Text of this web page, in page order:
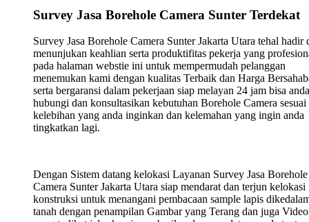
Survey Jasa Borehole Camera Sunter Terdekat
Survey Jasa Borehole Camera Sunter Jakarta Utara tehal hadir
menunjukan keahlian serta produktifitas pekerja yang
pada halaman webstie ini untuk mempermudah pelanggan
menemukan kami dengan kualitas Terbaik dan Harga
serta bergaransi dalam pekerjaan siap melayan 24 jam bisa anda
hubungi dan konsultasikan kebutuhan Borehole Camera sesuai
kelebihan yang anda inginkan dan kelemahan yang ingin anda
tingkatkan lagi.
Dengan Sistem datang kelokasi Layanan Survey Jasa Borehole
Camera Sunter Jakarta Utara siap mendarat dan terjun kelokasi
konstruksi untuk menangani pembacaan sample lapis
tanah dengan penampilan Gambar yang Terang dan juga Video